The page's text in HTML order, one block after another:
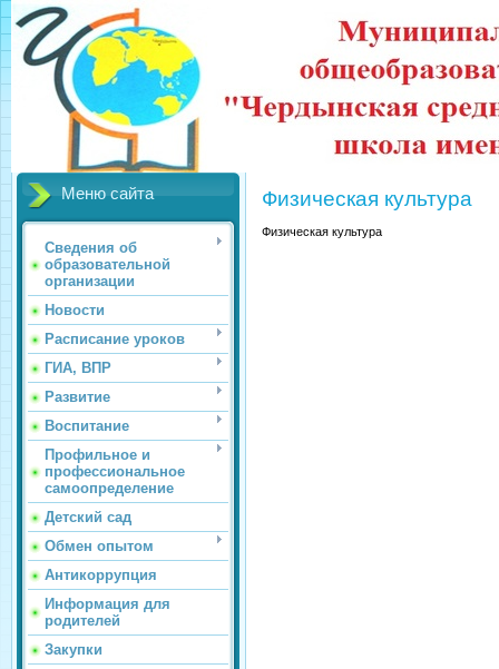
Меню сайта
Сведения об
образовательной
организации
Новости
Расписание уроков
ГИА, ВПР
Развитие
Воспитание
Профильное и
профессиональное
самоопределение
Детский сад
Обмен опытом
Антикоррупция
Информация для
родителей
Закупки
Физическая культура
Физическая культура